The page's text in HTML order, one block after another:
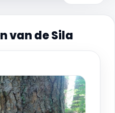
van de Sila